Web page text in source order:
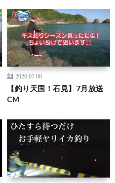
2026.07.08
【釣り天国！石見】7月放送
CM